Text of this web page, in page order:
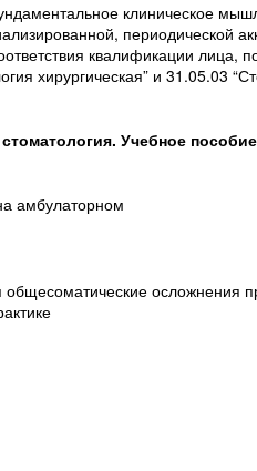
клиническое
периодической
квалификации лица,
хирургическая” и 31.05.03
Учебное
амбулаторном
осложнения